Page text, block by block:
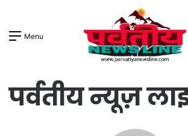
Menu
पर्वतीय न्यूज़